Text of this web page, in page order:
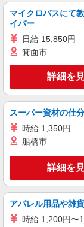
キープ
派遣社員
株式会社kotrio /●MT-
キー
派遣社員
株式会社kotrio /
マイクロバスにて
イバー
日給 15,850円
箕面市
詳細を
スーパー資材の仕
時給 1,350円
船橋市
詳細を
アパレル用品や雑
時給 1,200円〜